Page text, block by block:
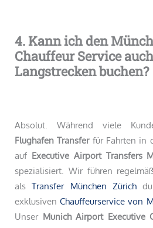
4. Kann ich den
Chauffeur Service
Langstrecken buchen?
Absolut. Während viele
Flughafen Transferfür Fahrten in
auf Executive Airport Transfers
spezialisiert. Wir führen
als Transfer München Zürich
exklusiven Chauffeurservice von
Unser Munich Airport Executive